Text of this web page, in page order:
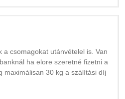
a csomagokat utánvételel is. Van
ha elore szeretné fizetni a
maximálisan 30 kg a szálítási díj